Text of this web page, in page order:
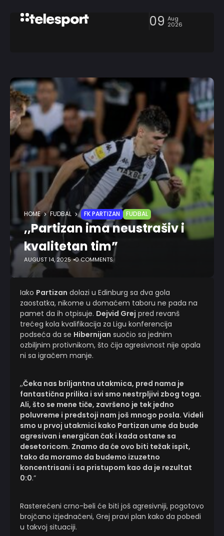
09 Aug
2026
HOME FUDBAL FK PARTIZAN FUDBAL
,,Partizan ima neustrašiv i
kvalitetan tim”
AUGUST 14, 2025 0 COMMENTS
Iako Partizan dolazi u Edinburg sa dva gola
zaostatka, nikome u domaćem taboru ne pada na
pamet da ih otpisuje. Dejvid Grej pred revanš
trećeg kola kvalifikacija za Ligu konferencija
podseća da se Hibernijan suočio sa jednim
ozbiljnim protivnikom, što čija agresivnost nije opala
ni sa igračem manje.
,,Čeka nas briljantna utakmica, pred nama je
fantastična prilika i svi smo nestrpljivi zbog toga.
Ali, što se mene tiče, završeno je tek jedno
poluvreme i predstoji nam još mnogo posla. Videli
smo u prvoj utakmici kako Partizan ume da bude
agresivan i energičan čak i kada ostane sa
desetoricom. Znamo da će ovo biti težak ispit,
tako da moramo da budemo izuzetno
koncentrisani i sa pristupom kao da je rezultat
0:0.”
Rasterećeni crno-beli će biti još agresivniji, pogotovo
brojčano izjednačeni, Grej pravi plan kako da pobedi
u takvoj situaciji.